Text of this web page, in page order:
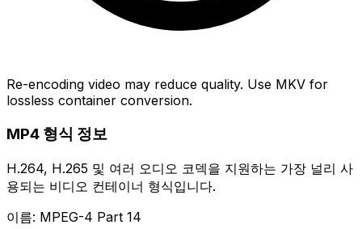
Re-encoding video may reduce quality. Use MKV for
lossless container conversion.
MP4 형식 정보
H.264, H.265 및 여러 오디오 코덱을 지원하는 가장 널리 사
용되는 비디오 컨테이너 형식입니다.
이름: MPEG-4 Part 14